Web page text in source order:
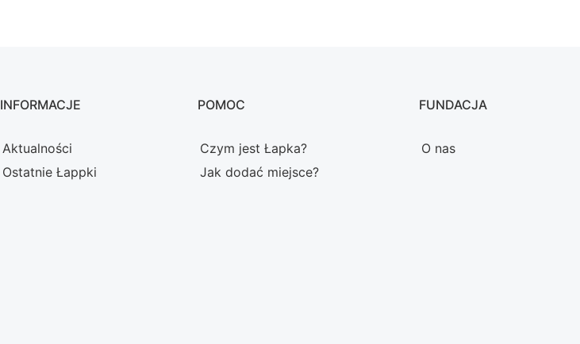
INFORMACJE
Aktualności
Ostatnie Łappki
POMOC
Czym jest Łapka?
Jak dodać miejsce?
FUNDACJA
O nas